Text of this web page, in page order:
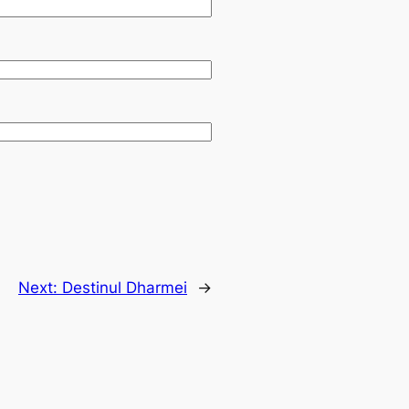
Next: Destinul Dharmei →